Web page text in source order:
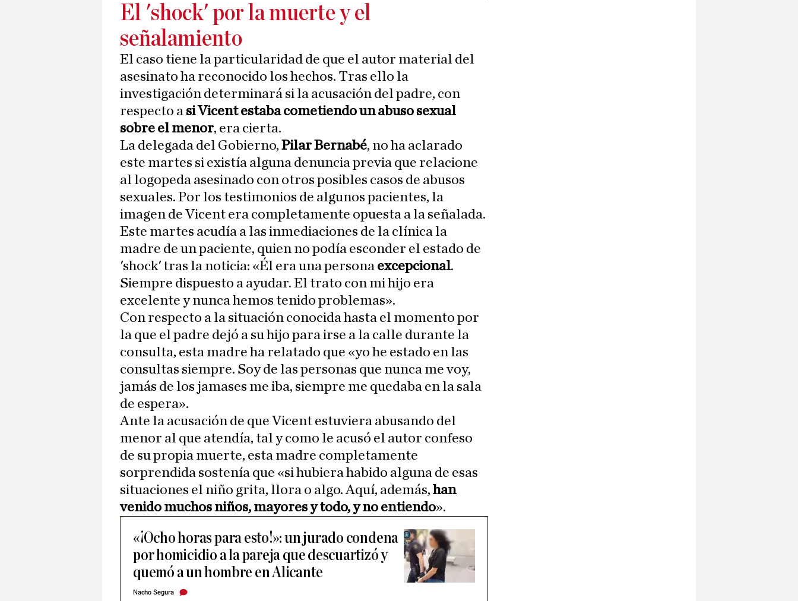
El 'shock' por la muerte y el
señalamiento
El caso tiene la particularidad de que el autor material del
asesinato ha reconocido los hechos. Tras ello la
investigación determinará si la acusación del padre, con
respecto a si Vicent estaba cometiendo un abuso sexual
sobre el menor, era cierta.
La delegada del Gobierno, Pilar Bernabé, no ha aclarado
este martes si existía alguna denuncia previa que relacione
al logopeda asesinado con otros posibles casos de abusos
sexuales. Por los testimonios de algunos pacientes, la
imagen de Vicent era completamente opuesta a la señalada.
Este martes acudía a las inmediaciones de la clínica la
madre de un paciente, quien no podía esconder el estado de
'shock' tras la noticia: «Él era una persona excepcional.
Siempre dispuesto a ayudar. El trato con mi hijo era
excelente y nunca hemos tenido problemas».
Con respecto a la situación conocida hasta el momento por
la que el padre dejó a su hijo para irse a la calle durante la
consulta, esta madre ha relatado que «yo he estado en las
consultas siempre. Soy de las personas que nunca me voy,
jamás de los jamases me iba, siempre me quedaba en la sala
de espera».
Ante la acusación de que Vicent estuviera abusando del
menor al que atendía, tal y como le acusó el autor confeso
de su propia muerte, esta madre completamente
sorprendida sostenía que «si hubiera habido alguna de esas
situaciones el niño grita, llora o algo. Aquí, además, han
venido muchos niños, mayores y todo, y no entiendo».
«¡Ocho horas para esto!»: un jurado condena
por homicidio a la pareja que descuartizó y
quemó a un hombre en Alicante
Nacho Segura